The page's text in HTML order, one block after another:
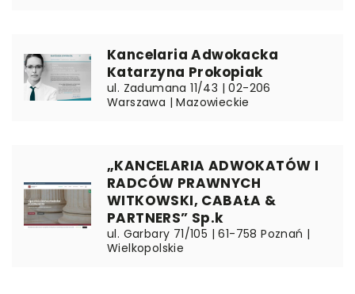
Kancelaria Adwokacka
Katarzyna Prokopiak
ul. Zadumana 11/43 | 02-206
Warszawa | Mazowieckie
„KANCELARIA ADWOKATÓW I
RADCÓW PRAWNYCH
WITKOWSKI, CABAŁA &
PARTNERS” Sp.k
ul. Garbary 71/105 | 61-758 Poznań |
Wielkopolskie